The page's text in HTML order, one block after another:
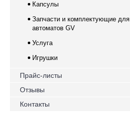
Капсулы
Запчасти и комплектующие для
автоматов GV
Услуга
Игрушки
Прайс-листы
Отзывы
Контакты